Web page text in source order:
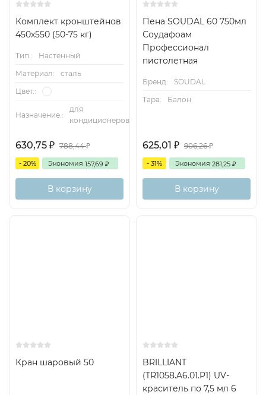
Комплект кронштейнов
450х550 (50-75 кг)
Тип.:
Настенный
Материал:
сталь
Цвет.:
Назначение.:
для
кондиционеров
630,75 ₽ 788,44₽
- 20% Экономия 157,69 ₽
В корзину
Пена SOUDAL 60 750мл
Соудафоам
Профессионал
пистолетная
Бренд:
SOUDAL
Тара:
Балон
625,01 ₽ 906,26₽
- 31% Экономия 281,25 ₽
В корзину
Кран шаровый 50
BRILLIANT
(TR1058.A6.01.P1) UV-
краситель по 7,5 мл 6